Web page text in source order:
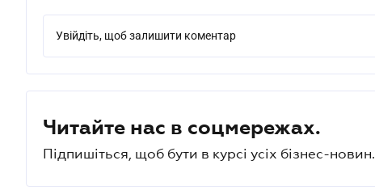
Увійдіть, щоб залишити коментар
Читайте нас в соцмережах.
Підпишіться, щоб бути в курсі усіх бізнес-новин.